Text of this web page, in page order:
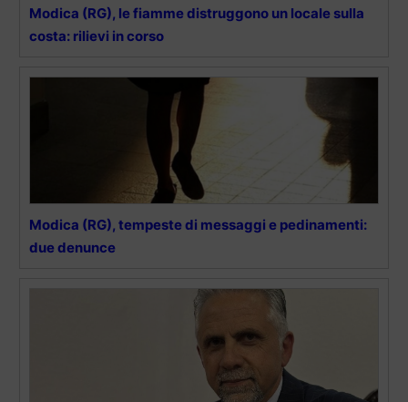
Modica (RG), le fiamme distruggono un locale sulla
costa: rilievi in corso
Modica (RG), tempeste di messaggi e pedinamenti:
due denunce